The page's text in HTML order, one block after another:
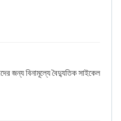
any story,
00707
জন্য বিনামূল্যে বৈদ্যুতিক সাইকেল